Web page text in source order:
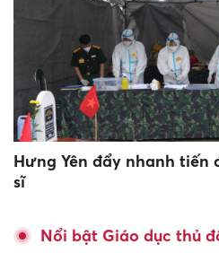
Hưng Yên đẩy nhanh
sĩ
Nổi bật Giáo dục thủ